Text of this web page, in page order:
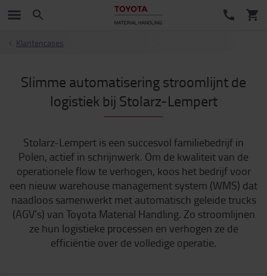
Klantencases
Slimme automatisering stroomlijnt de
logistiek bij Stolarz-Lempert
Stolarz-Lempert is een succesvol familiebedrijf in
Polen, actief in schrijnwerk. Om de kwaliteit van de
operationele flow te verhogen, koos het bedrijf voor
een nieuw warehouse management system (WMS) dat
naadloos samenwerkt met automatisch geleide trucks
(AGV’s) van Toyota Material Handling. Zo stroomlijnen
ze hun logistieke processen en verhogen ze de
efficiëntie over de volledige operatie.